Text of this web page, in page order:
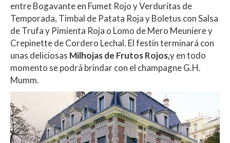
entre Bogavante en Fumet Rojo y Verduritas de
Temporada, Timbal de Patata Roja y Boletus con Salsa
de Trufa y Pimienta Roja o Lomo de Mero Meuniere y
Crepinette de Cordero Lechal. El festín terminará con
unas deliciosas Milhojas de Frutos Rojos,y en todo
momento se podrá brindar con el champagne G.H.
Mumm.